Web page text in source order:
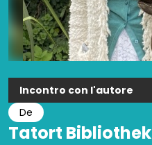
Incontro con l'autore
De
Tatort Bibliothek